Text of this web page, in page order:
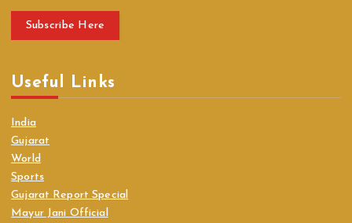
Subscribe Here
Useful Links
India
Gujarat
World
Sports
Gujarat Report Special
Mayur Jani Official